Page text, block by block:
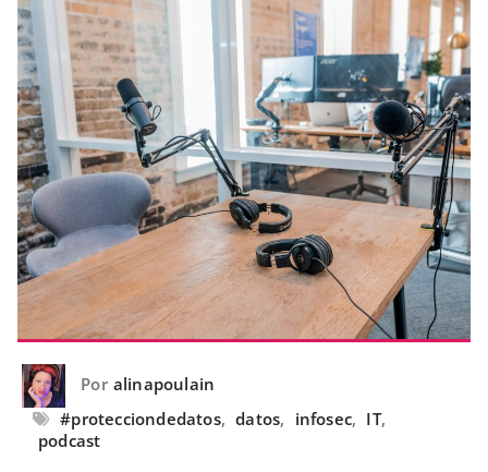
Por alinapoulain
#protecciondedatos, datos, infosec, IT,
podcast